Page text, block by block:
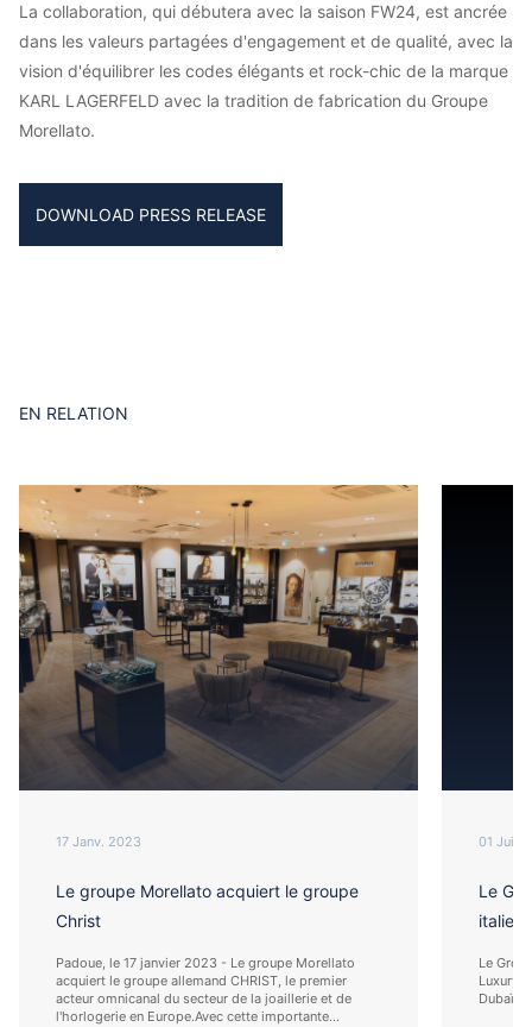
La collaboration, qui débutera avec la saison FW24, est ancrée
dans les valeurs partagées d'engagement et de qualité, avec la
vision d'équilibrer les codes élégants et rock-chic de la marque
KARL LAGERFELD avec la tradition de fabrication du Groupe
Morellato.
DOWNLOAD PRESS RELEASE
EN RELATION
17 Janv. 2023
Le groupe Morellato acquiert le groupe
Christ
Padoue, le 17 janvier 2023 - Le groupe Morellato
acquiert le groupe allemand CHRIST, le premier
acteur omnicanal du secteur de la joaillerie et de
l'horlogerie en Europe.Avec cette importante...
01 Juin
Le
italien
Le
Luxury
Dubaï.